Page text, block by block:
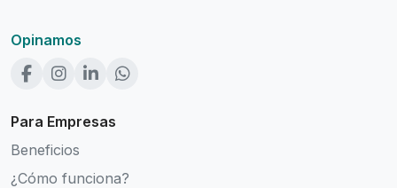
Opinamos
Para Empresas
Beneficios
¿Cómo funciona?